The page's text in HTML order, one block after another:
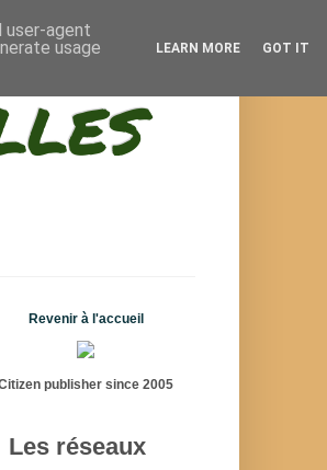
Revenir à l'accueil
publisher since 2005
Les réseaux
user-agent
usage
LEARN MORE GOT IT